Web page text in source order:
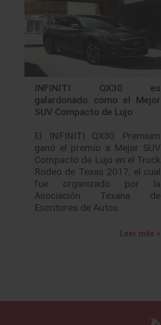
INFINITI QX30 es
galardonado como el Mejor
SUV Compacto de Lujo
El INFINITI QX30 Premium
ganó el premio a Mejor SUV
Compacto de Lujo en el Truck
Rodeo de Texas 2017, el cual
fue organizado por la
Asociación Texana de
Escritores de Autos…
Leer más »